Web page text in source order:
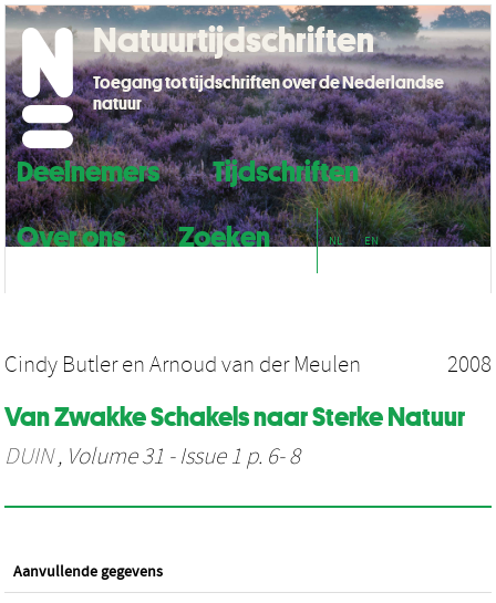
Deelnemers
Tijdschriften
Over ons
Zoeken NL EN
Natuurtijdschriften
Toegang tot tijdschriften over de Nederlandse
natuur
Cindy Butleren Arnoud van der Meulen 2008
Van Zwakke Schakels naar Sterke Natuur
DUIN, Volume 31 - Issue 1 p. 6- 8
Aanvullende gegevens